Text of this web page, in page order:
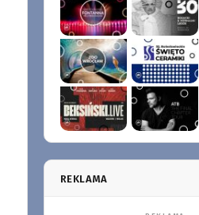
REKLAMA